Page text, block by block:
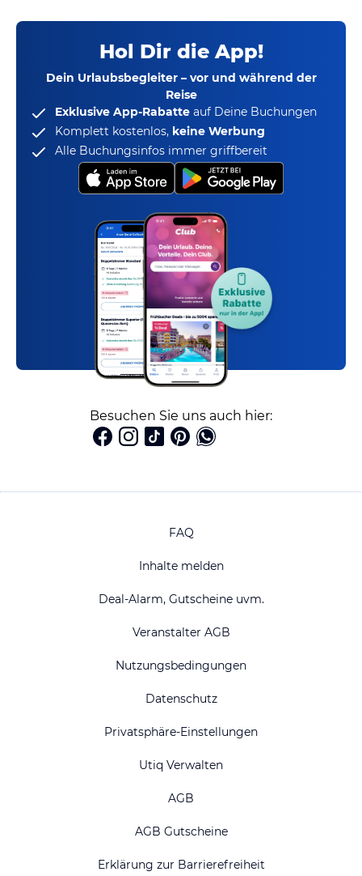
Hol Dir die App!
Dein Urlaubsbegleiter – vor und während der
Reise
Exklusive App-Rabatte auf Deine Buchungen
Komplett kostenlos, keine Werbung
Alle Buchungsinfos immer griffbereit
Besuchen Sie uns auch hier:
FAQ
Inhalte melden
Deal-Alarm, Gutscheine uvm.
Veranstalter AGB
Nutzungsbedingungen
Datenschutz
Privatsphäre-Einstellungen
Utiq Verwalten
AGB
AGB Gutscheine
Erklärung zur Barrierefreiheit